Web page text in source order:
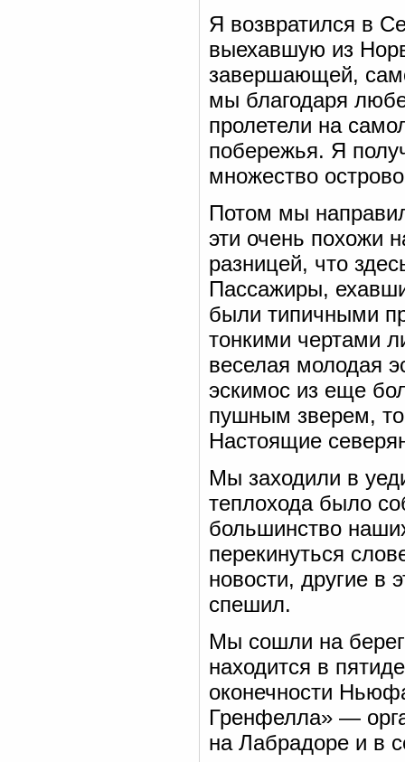
Я возвратился в
выехавшую из
завершающей,
мы благодаря
пролетели на
побережья. Я
множество
Потом мы
эти очень похожи
разницей, что
Пассажиры,
были типичными
тонкими чертами
веселая молодая
эскимос из еще
пушным зверем,
Настоящие
Мы заходили в
теплохода было
большинство
перекинуться
новости, другие в
спешил.
Мы сошли на
находится в
оконечности
Гренфелла» —
на Лабрадоре и в